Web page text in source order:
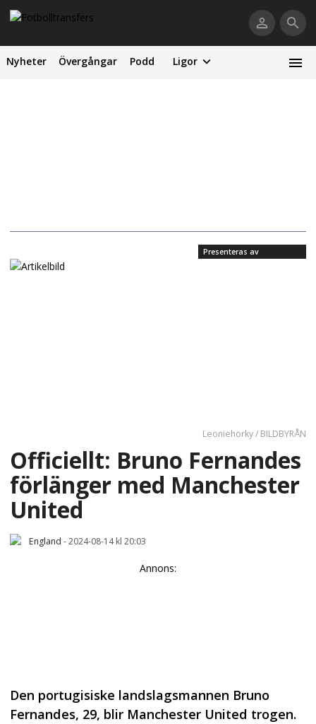
Nyheter Övergångar Podd Ligor
Presenteras av
Leoniehorky / BILDBYRÅN
Officiellt: Bruno Fernandes
förlänger med Manchester
United
England -2024-08-14 kl 20:03
Annons:
Den portugisiske landslagsmannen Bruno
Fernandes, 29, blir Manchester United trogen.